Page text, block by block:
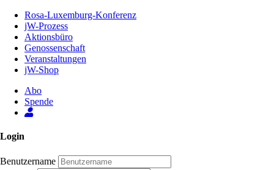
Inhalt
Seite
Rosa-Luxemburg-Konferenz
jW-Prozess
Aktionsbüro
Genossenschaft
Veranstaltungen
jW-Shop
Abo
Spende
Login
Benutzername